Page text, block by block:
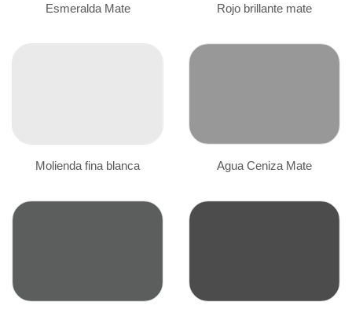
Esmeralda Mate Rojo brillante mate
Molienda fina blanca Agua Ceniza Mate